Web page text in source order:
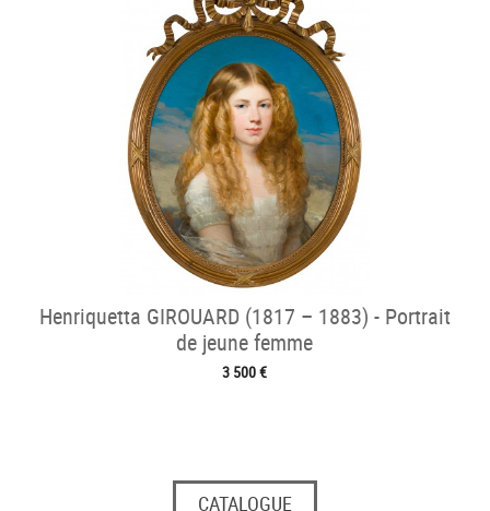
Henriquetta GIROUARD (1817 – 1883) - Portrait
de jeune femme
3 500 €
CATALOGUE